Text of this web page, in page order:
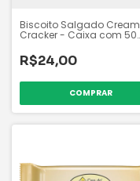
Biscoito Salgado Cream
Cracker - Caixa com 50
R$24,00